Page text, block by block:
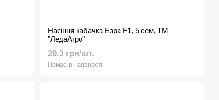
Насіння кабачка Езра F1, 5 сем, ТМ
"ЛедаАгро"
20.0 грн/шт.
Немає в наявності